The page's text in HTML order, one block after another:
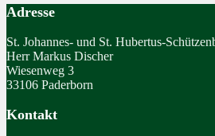
Adresse
St. Johannes- und St. Hubertus-
Herr Markus Discher
Wiesenweg 3
33106 Paderborn
Kontakt